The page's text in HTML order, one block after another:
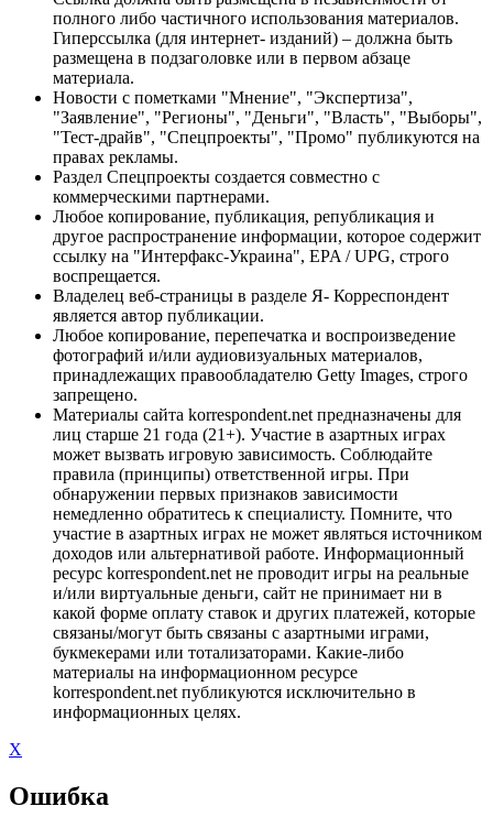
полного либо частичного использования материалов.
Гиперссылка (для интернет- изданий) – должна быть
размещена в подзаголовке или в первом абзаце
материала.
Новости с пометками "Мнение", "Экспертиза",
"Заявление", "Регионы", "Деньги", "Власть", "Выборы",
"Тест-драйв", "Спецпроекты", "Промо" публикуются на
правах рекламы.
Раздел Спецпроекты создается совместно с
коммерческими партнерами.
Любое копирование, публикация, републикация и
другое распространение информации, которое содержит
ссылку на "Интерфакс-Украина", EPA / UPG, строго
воспрещается.
Владелец веб-страницы в разделе Я- Корреспондент
является автор публикации.
Любое копирование, перепечатка и воспроизведение
фотографий и/или аудиовизуальных материалов,
принадлежащих правообладателю Getty Images, строго
запрещено.
Материалы сайта korrespondent.net предназначены для
лиц старше 21 года (21+). Участие в азартных играх
может вызвать игровую зависимость. Соблюдайте
правила (принципы) ответственной игры. При
обнаружении первых признаков зависимости
немедленно обратитесь к специалисту. Помните, что
участие в азартных играх не может являться источником
доходов или альтернативой работе. Информационный
ресурс korrespondent.net не проводит игры на реальные
и/или виртуальные деньги, сайт не принимает ни в
какой форме оплату ставок и других платежей, которые
связаны/могут быть связаны с азартными играми,
букмекерами или тотализаторами. Какие-либо
материалы на информационном ресурсе
korrespondent.net публикуются исключительно в
информационных целях.
X
Ошибка